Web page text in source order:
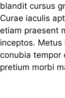
blandit cursus
Curae iaculis
etiam praesent
inceptos. Metus
conubia tempor
pretium morbi